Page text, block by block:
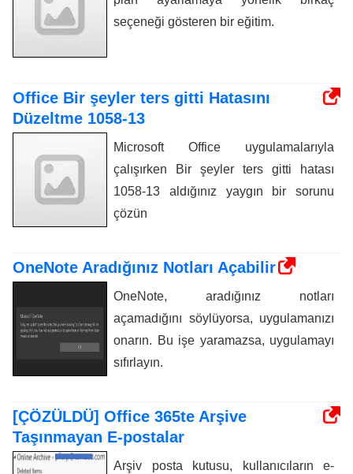
seçeneği gösteren bir eğitim.
Office Bir şeyler ters gitti Hatasını
Düzeltme 1058-13
Microsoft Office uygulamalarıyla
çalışırken Bir şeyler ters gitti hatası
1058-13 aldığınız yaygın bir sorunu
çözün
OneNote Aradığınız Notları Açabilir
OneNote, aradığınız notları
açamadığını söylüyorsa, uygulamanızı
onarın. Bu işe yaramazsa, uygulamayı
sıfırlayın.
[ÇÖZÜLDÜ] Office 365te Arşive
Taşınmayan E-postalar
Arşiv posta kutusu, kullanıcıların e-